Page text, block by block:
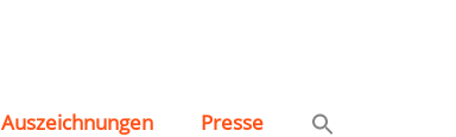
Auszeichnungen Presse